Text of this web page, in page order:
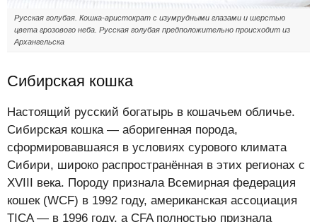
Русская голубая. Кошка-аристократ с изумрудными глазами и шерстью
цвета грозового неба. Русская голубая предположительно происходит из
Архангельска
Сибирская кошка
Настоящий русский богатырь в кошачьем обличье.
Сибирская кошка — аборигенная порода,
сформировавшаяся в условиях сурового климата
Сибири, широко распространённая в этих регионах с
XVIII века. Породу признала Всемирная федерация
кошек (WCF) в 1992 году, американская ассоциация
TICA — в 1996 году, а CFA полностью признала